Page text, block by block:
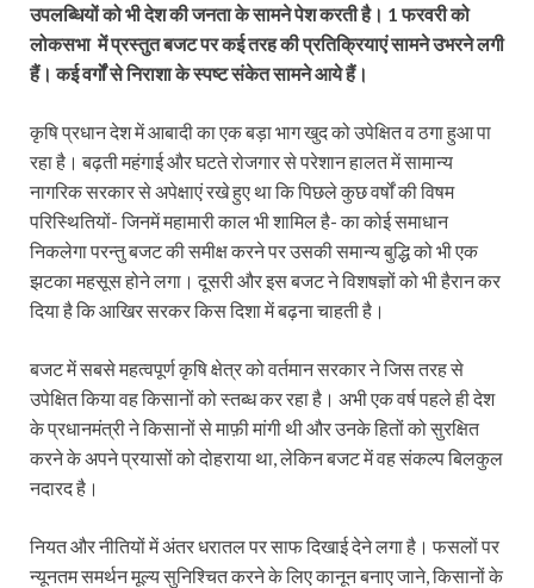
उपलब्धियों को भी देश की जनता के सामने पेश करती है। 1 फरवरी को
लोकसभा में प्रस्तुत बजट पर कई तरह की प्रतिक्रियाएं सामने उभरने लगी
हैं। कई वर्गों से निराशा के स्पष्ट संकेत सामने आये हैं।
कृषि प्रधान देश में आबादी का एक बड़ा भाग खुद को उपेक्षित व ठगा हुआ पा
रहा है। बढ़ती महंगाई और घटते रोजगार से परेशान हालत में सामान्‍य
नागरिक सरकार से अपेक्षाएं रखे हुए था कि‍ पिछले कुछ वर्षों की विषम
परिस्थितियों- जिनमें महामारी काल भी शामिल है- का कोई समाधान
निकलेगा परन्तु बजट की समीक्ष करने पर उसकी समान्य बुद्धि को भी एक
झटका महसूस होने लगा। दूसरी और इस बजट ने विशषज्ञों को भी हैरान कर
दिया है कि‍ आखिर सरकर किस दिशा में बढ़ना चाहती है।
बजट में सबसे महत्वपूर्ण कृषि क्षेत्र को वर्तमान सरकार ने जिस तरह से
उपेक्षित किया वह किसानों को स्तब्ध कर रहा है। अभी एक वर्ष पहले ही देश
के प्रधानमंत्री ने किसानों से माफ़ी मांगी थी और उनके हितों को सुरक्षित
करने के अपने प्रयासों को दोहराया था, लेकिन बजट में वह संकल्प बिलकुल
नदारद है।
नियत और नीतियों में अंतर धरातल पर साफ दिखाई देने लगा है। फसलों पर
न्यूनतम समर्थन मूल्य सुनिश्चित करने के लिए कानून बनाए जाने, किसानों के